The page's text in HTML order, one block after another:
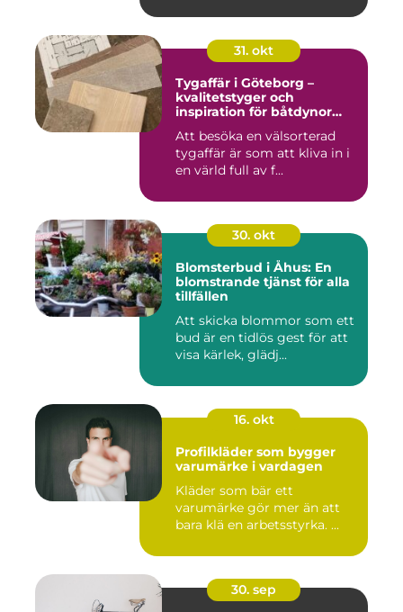
31. okt
Tygaffär i Göteborg –
kvalitetstyger och
inspiration för båtdynor
Att besöka en välsorterad
tygaffär är som att kliva in i
en värld full av f...
30. okt
Blomsterbud i Åhus: En
blomstrande tjänst för alla
tillfällen
Att skicka blommor som ett
bud är en tidlös gest för att
visa kärlek, glädj...
16. okt
Profilkläder som bygger
varumärke i vardagen
Kläder som bär ett
varumärke gör mer än att
bara klä en arbetsstyrka. ...
30. sep